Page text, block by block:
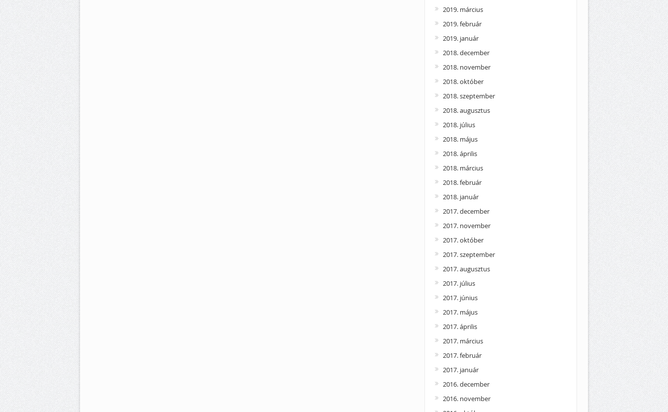
2019. március
2019. február
2019. január
2018. december
2018. november
2018. október
2018. szeptember
2018. augusztus
2018. július
2018. május
2018. április
2018. március
2018. február
2018. január
2017. december
2017. november
2017. október
2017. szeptember
2017. augusztus
2017. július
2017. június
2017. május
2017. április
2017. március
2017. február
2017. január
2016. december
2016. november